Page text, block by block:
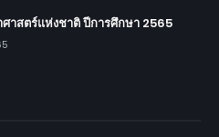
าสตร์แห่งชาติ ปีการศึกษา 2565